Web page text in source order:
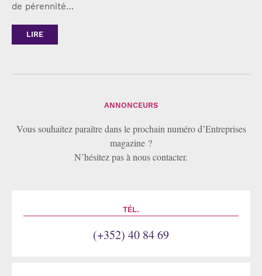
de pérennité…
LIRE
ANNONCEURS
Vous souhaitez paraître dans le prochain numéro d’Entreprises
magazine ?
N’hésitez pas à nous contacter.
TÉL.
(+352) 40 84 69